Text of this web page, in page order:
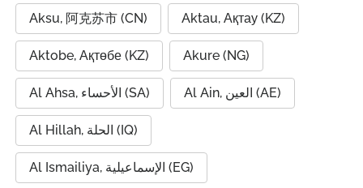
Aksu, 阿克苏市 (CN) Aktau, Ақтау (KZ)
Aktobe, Ақтөбе (KZ) Akure (NG)
Al Ahsa, الأحساء (SA) Al Ain, العين (AE)
Al Hillah, الحلة (IQ)
Al Ismailiya, الإسماعيلية (EG)